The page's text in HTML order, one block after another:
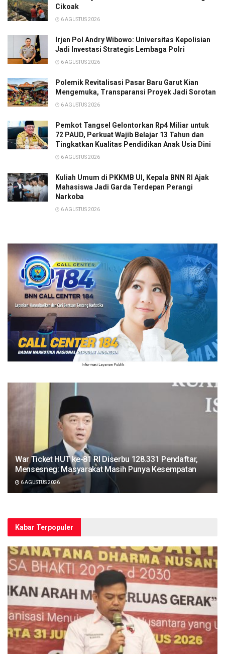
Cikoak
6 AGUSTUS 2026
Irjen Pol Andry Wibowo: Universitas Kepolisian
Jadi Investasi Strategis Lembaga Polri
6 AGUSTUS 2026
Polemik Revitalisasi Pasar Baru Garut Kian
Mengemuka, Transparansi Proyek Jadi Sorotan
6 AGUSTUS 2026
Pemkot Tangsel Gelontorkan Rp4 Miliar untuk
72 PAUD, Perkuat Wajib Belajar 13 Tahun dan
Tingkatkan Kualitas Pendidikan Anak Usia Dini
6 AGUSTUS 2026
Kuliah Umum di PKKMB UI, Kepala BNN RI Ajak
Mahasiswa Jadi Garda Terdepan Perangi
Narkoba
6 AGUSTUS 2026
War Ticket HUT ke-81 RI Diserbu 128.331 Pendaftar,
Mensesneg: Masyarakat Masih Punya Kesempatan
6 AGUSTUS 2026
Kabar Terpopuler